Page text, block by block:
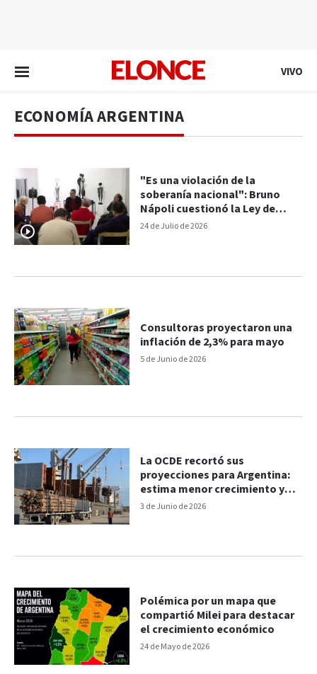
VIVO
ECONOMÍA ARGENTINA
24 de Julio de 2026
"Es una violación de la
soberanía nacional": Bruno
Nápoli cuestionó la Ley de
Inviolabilidad de la Propiedad
5 de Junio de 2026
Consultoras proyectaron una
inflación de 2,3% para mayo
3 de Junio de 2026
La OCDE recortó sus
proyecciones para Argentina:
estima menor crecimiento y
mayor inflación en 2026
24 de Mayo de 2026
Polémica por un mapa que
compartió Milei para destacar
el crecimiento económico